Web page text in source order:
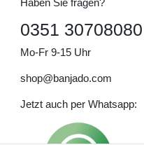
Haben Sie fragen?
0351 30708080
Mo-Fr 9-15 Uhr
shop@banjado.com
Jetzt auch per Whatsapp: